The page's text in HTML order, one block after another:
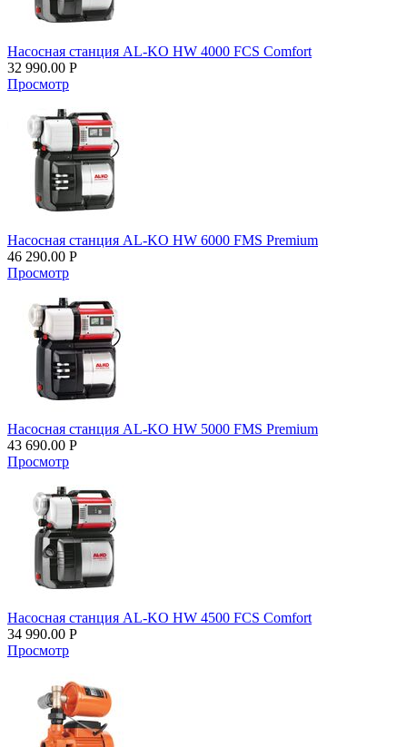
Насосная станция AL-KO HW 4000 FCS Comfort
32 990.00 Р
Просмотр
Насосная станция AL-KO HW 6000 FMS Premium
46 290.00 Р
Просмотр
Насосная станция AL-KO HW 5000 FMS Premium
43 690.00 Р
Просмотр
Насосная станция AL-KO HW 4500 FCS Comfort
34 990.00 Р
Просмотр